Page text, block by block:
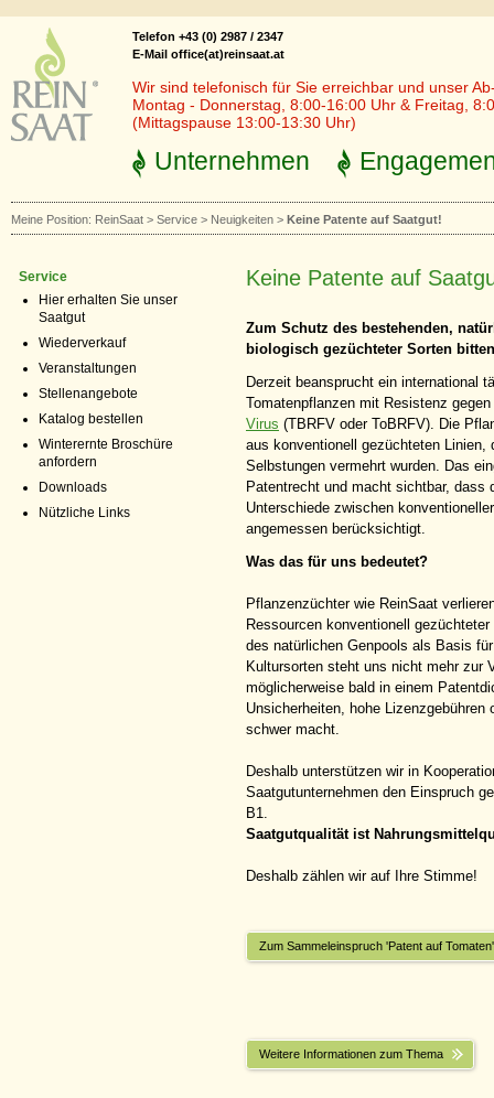
Telefon +43 (0) 2987 / 2347
E-Mail office(at)reinsaat.at
Wir sind telefonisch für Sie erreichbar und unser
Montag - Donnerstag, 8:00-16:00 Uhr & Freitag,
(Mittagspause 13:00-13:30 Uhr)
Unternehmen
Meine Position: ReinSaat > Service > Neuigkeiten > Keine Patente auf Saatgut!
Service
Hier erhalten Sie unser
Saatgut
Wiederverkauf
Veranstaltungen
Stellenangebote
Katalog bestellen
Winterernte Broschüre
anfordern
Downloads
Nützliche Links
Keine Patente auf
Zum Schutz des bestehenden,
biologisch gezüchteter Sorten
Derzeit beansprucht ein international
Tomatenpflanzen mit Resistenz
Virus (TBRFV oder ToBRFV). Die
aus konventionell gezüchteten
Selbstungen vermehrt wurden. Das
Patentrecht und macht sichtbar, dass
Unterschiede zwischen
angemessen berücksichtigt.
Was das für uns bedeutet?
Pflanzenzüchter wie ReinSaat
Ressourcen konventionell
des natürlichen Genpools als Basis
Kultursorten steht uns nicht mehr zur
möglicherweise bald in einem
Unsicherheiten, hohe Lizenzgebühren
schwer macht.
Deshalb unterstützen wir in
Saatgutunternehmen den Einspruch
B1.
Saatgutqualität ist
Deshalb zählen wir auf Ihre Stimme!
Zum Sammeleinspruch 'Patent auf Tomaten'
Weitere Informationen zum Thema